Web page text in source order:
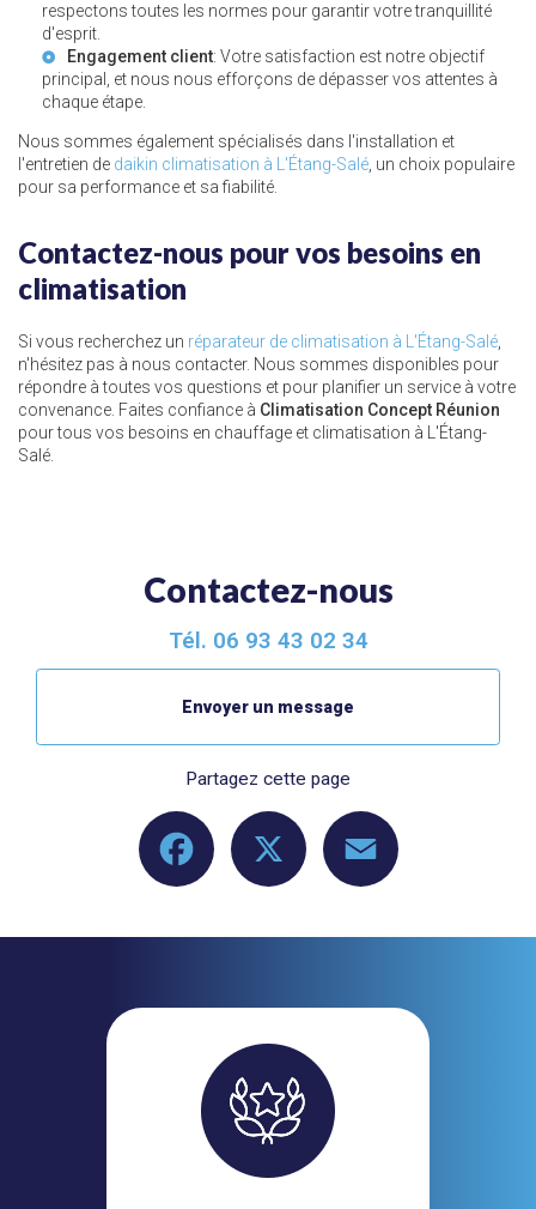
respectons toutes les normes pour garantir votre tranquillité
d'esprit.
Engagement client: Votre satisfaction est notre objectif
principal, et nous nous efforçons de dépasser vos attentes à
chaque étape.
Nous sommes également spécialisés dans l'installation et
l'entretien de daikin climatisation à L'Étang-Salé , un choix populaire
pour sa performance et sa fiabilité.
Contactez-nous pour vos besoins en
climatisation
Si vous recherchez un réparateur de climatisation à L'Étang-Salé
n'hésitez pas à nous contacter. Nous sommes disponibles pour
répondre à toutes vos questions et pour planifier un service à votre
convenance. Faites confiance à Climatisation Concept Réunion
pour tous vos besoins en chauffage et climatisation à L'Étang-
Salé.
Contactez-nous
Tél. 06 93 43 02 34
Envoyer un message
Partagez cette page
Facebook